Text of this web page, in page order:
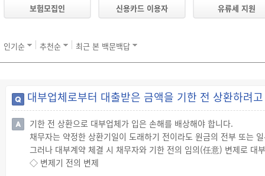
보험모집인 신용카드 이용자 유류세 지원
인기순 추천순 최근 본 백문백답
대부업체로부터 대출받은 금액을 기한 전 상환하려
기한 전 상환으로 대부업체가 입은 손해를 배상해야 합니다.
채무자는 약정한 상환기일이 도래하기 전이라도 원금의 전부 또는
그러나 대부계약 체결 시 채무자와 기한 전의 임의(任意) 변제로 대
◇ 변제기 전의 변제